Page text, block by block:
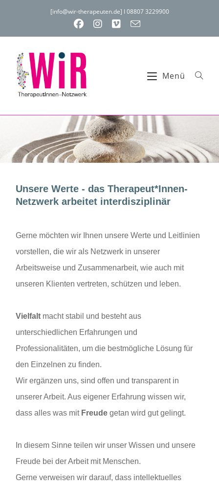
[info@wir-therapeuten.de] I 08807 3229900
Menü
Unsere Werte - das Therapeut*Innen-
Netzwerk arbeitet interdisziplinär
Gerne möchten wir Ihnen unsere Werte und Leitlinien
vorstellen, die wir als Netzwerk in unserer
Arbeitsweise und Zusammenarbeit, wie auch mit
unseren Klienten vertreten, schützen und leben.
Vielfalt macht stabil und besteht aus
unterschiedlichen Erfahrungen und
Professionalitäten, um die bestmögliche Lösung für
den Einzelnen zu finden.
Wir ergänzen uns, sind offen und transparent in
unserer Arbeit. Aus eigener Erfahrung wissen wir,
dass alles was mit Freude getan wird gut gelingt.
In diesem Sinne teilen wir unser Wissen und unsere
Freude bei der Arbeit mit Menschen.
Gerne verweisen wir darauf, dass intellektuelles